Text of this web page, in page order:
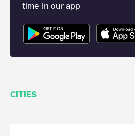
time in our app
CITIES